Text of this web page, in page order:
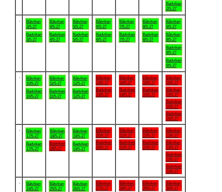
Badviken
2/5-27
Båtviken
3/5-27
Badviken
3/5-27
Båtviken
4/5-27
Badviken
4/5-27
Båtviken
5/5-27
Badviken
5/5-27
Båtviken
6/5-27
Badviken
6/5-27
Båtviken
7/5-27
Badviken
7/5-27
Båtviken
8/5-27
Badviken
8/5-27
Båtviken
9/5-27
Båtviken
9/5-27
Badviken
9/5-27
Badviken
9/5-27
Båtviken
10/5-27
Badviken
10/5-27
Båtviken
11/5-27
Badviken
11/5-27
Båtviken
12/5-27
Badviken
12/5-27
Båtviken
13/5-27
Badviken
13/5-27
Båtviken
14/5-27
Badviken
14/5-27
Båtviken
15/5-27
Badviken
15/5-27
Båtviken
16/5-27
Båtviken
16/5-27
Badviken
16/5-27
Badviken
16/5-27
Båtviken
17/5-27
Badviken
17/5-27
Båtviken
18/5-27
Badviken
18/5-27
Båtviken
19/5-27
Badviken
19/5-27
Båtviken
20/5-27
Badviken
20/5-27
Båtviken
21/5-27
Badviken
21/5-27
Båtviken
22/5-27
Badviken
22/5-27
Båtviken
23/5-27
Båtviken
23/5-27
Badviken
23/5-27
Badviken
23/5-27
Båtviken
24/5-27
Båtviken
25/5-27
Båtviken
26/5-27
Båtviken
27/5-27
Båtviken
28/5-27
Båtviken
29/5-27
Båtviken
30/5-27